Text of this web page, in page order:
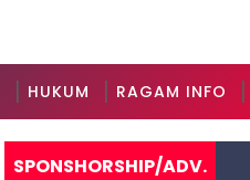
HUKUM RAGAM INFO
SPONSHORSHIP/ADV.